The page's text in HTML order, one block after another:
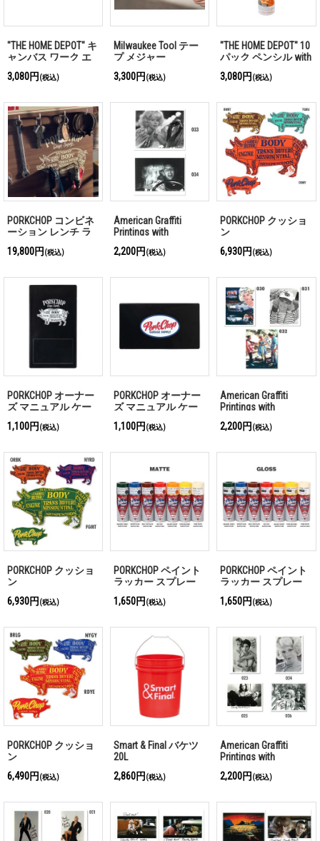
"THE HOME DEPOT" キ
ャンバス ワーク エ
3,080円(税込)
Milwaukee Tool テー
プ メジャー
3,300円(税込)
"THE HOME DEPOT" 10
パック ペンシル with
ナー
3,080円(税込)
PORKCHOP コンビネ
ーション レンチ ラ
19,800円 (税込)
American Graffiti
Printings with
2,200円 (税込)
PORKCHOP クッショ
ン
6,930円 (税込)
PORKCHOP オーナー
ズ マニュアル ケー
1,100円 (税込)
PORKCHOP オーナー
ズ マニュアル ケー
1,100円 (税込)
American Graffiti
Printings with
2,200円 (税込)
PORKCHOP クッショ
ン
6,930円 (税込)
PORKCHOP ペイント
ラッカー スプレー
1,650円 (税込)
PORKCHOP ペイント
ラッカー スプレー
1,650円 (税込)
PORKCHOP クッショ
ン
6,490円 (税込)
Smart & Final バケツ
20L
2,860円 (税込)
American Graffiti
Printings with
Autograph (F)
2,200円 (税込)